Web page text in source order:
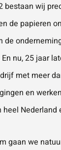
bestaan wij
de papieren
de
nu, 25 jaar
met meer
en
Nederland
gaan we